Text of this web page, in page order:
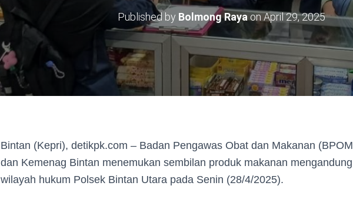
Published by Bolmong Raya onApril 29, 2025
Bintan (Kepri), detikpk.com – Badan Pengawas Obat dan Makanan
dan Kemenag Bintan menemukan sembilan produk makanan
wilayah hukum Polsek Bintan Utara pada Senin (28/4/2025).